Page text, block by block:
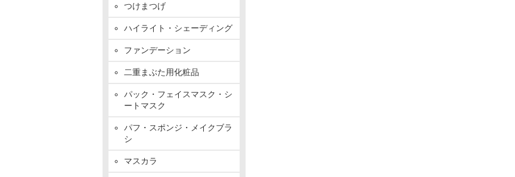
つけまつげ
ハイライト・シェーディング
ファンデーション
二重まぶた用化粧品
パック・フェイスマスク・シ
ートマスク
パフ・スポンジ・メイクブラ
シ
マスカラ